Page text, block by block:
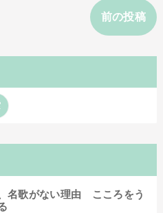
前の投稿
名歌がない理由 こころをう